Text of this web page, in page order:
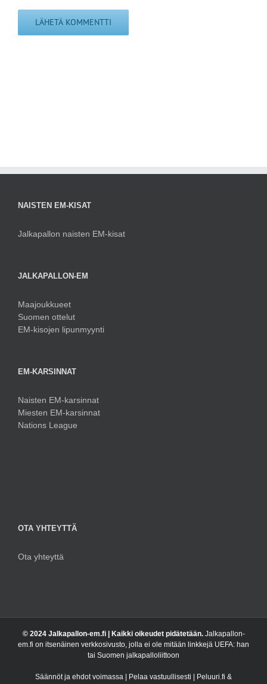
NAISTEN EM-KISAT
Jalkapallon naisten EM-kisat
JALKAPALLON-EM
Maajoukkueet
Suomen ottelut
EM-kisojen lipunmyynti
EM-KARSINNAT
Naisten EM-karsinnat
Miesten EM-karsinnat
Nations League
OTA YHTEYTTÄ
Ota yhteyttä
© 2024 Jalkapallon-em.fi | Kaikki oikeudet pidätetään.Jalkapallon-
em.fi on itsenäinen verkkosivusto, jolla ei ole mitään linkkejä UEFA: han
tai Suomen jalkapalloliittoon
Säännöt ja ehdot voimassa | Pelaa vastuullisesti | Peluuri.fi &